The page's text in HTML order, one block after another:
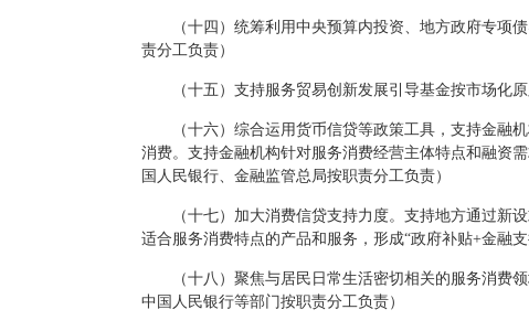
（十四）统筹利用中央预算内投资、地方政府专项
责分工负责）
（十五）支持服务贸易创新发展引导基金按市场化
（十六）综合运用货币信贷等政策工具，支持金融
消费。支持金融机构针对服务消费经营主体特点和融资
国人民银行、金融监管总局按职责分工负责）
（十七）加大消费信贷支持力度。支持地方通过新
适合服务消费特点的产品和服务，形成“政府补贴+金融
（十八）聚焦与居民日常生活密切相关的服务消费
中国人民银行等部门按职责分工负责）